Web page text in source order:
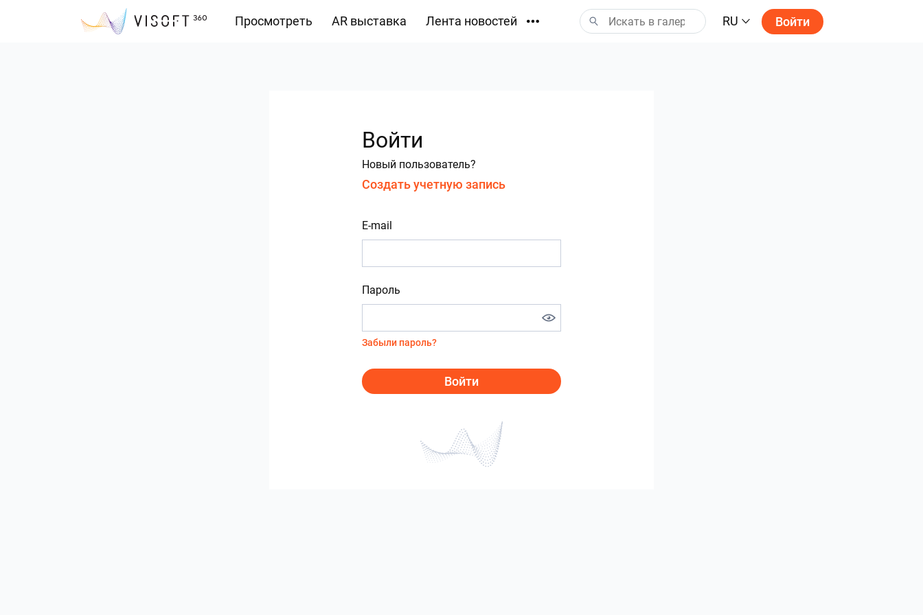
Просмотреть AR выставка Лента новостей RU Войти
Войти
Новый пользователь?
Создать учетную запись
E-mail
Пароль
Забыли пароль?
Войти